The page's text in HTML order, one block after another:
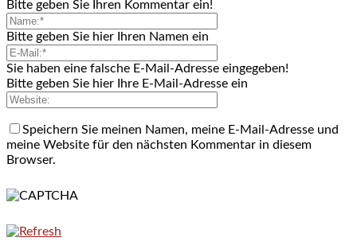
Bitte geben Sie Ihren Kommentar ein!
Bitte geben Sie hier Ihren Namen ein
Sie haben eine falsche E-Mail-Adresse eingegeben!
Bitte geben Sie hier Ihre E-Mail-Adresse ein
Speichern Sie meinen Namen, meine E-Mail-Adresse und
meine Website für den nächsten Kommentar in diesem
Browser.